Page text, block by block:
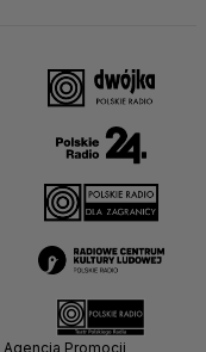
Agencja Promocji